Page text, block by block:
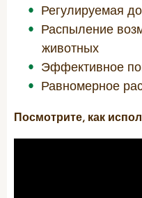
Свиноматки
Снижение расходов
ПТИЦА
Минеральный камень
Активатор обмена веществ
Регулируемая
Распыление
животных
Эффективное
Равномерное
Посмотрите, как